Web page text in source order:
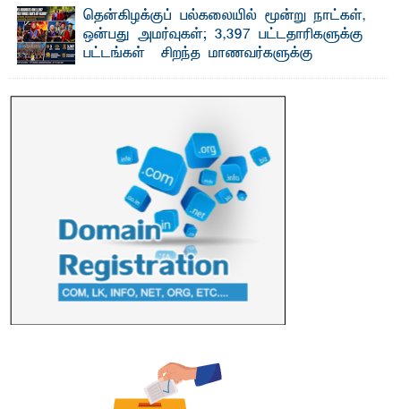
காணப்பட்ட பல ...தென்கிழக்குப் பல்கலையில் மூன்று நாட்கள்,
ஒன்பது அமர்வுகள்; 3,397 பட்டதாரிகளுக்கு
பட்டங்கள் – சிறந்த மாணவர்களுக்கு
மற்றும் சிறப்புப் பரிசுகள்